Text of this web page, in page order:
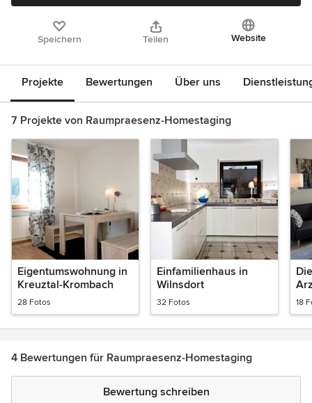
Speichern Teilen Website
Projekte Bewertungen Über uns
7 Projekte von Raumpraesenz-Homestaging
Eigentumswohnung in
Kreuztal-Krombach
28 Fotos
Einfamilienhaus in
Wilnsdort
32 Fotos 18
4 Bewertungen für Raumpraesenz-Homestaging
Bewertung schreiben